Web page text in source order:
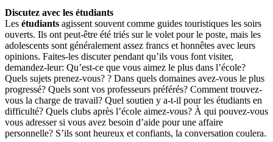
Discutez avec les étudiants
Les étudiants agissent souvent comme guides touristiques les soirs
ouverts. Ils ont peut-être été triés sur le volet pour le poste, mais les
adolescents sont généralement assez francs et honnêtes avec leurs
opinions. Faites-les discuter pendant qu’ils vous font visiter,
demandez-leur: Qu’est-ce que vous aimez le plus dans l’école?
Quels sujets prenez-vous? ? Dans quels domaines avez-vous le plus
progressé? Quels sont vos professeurs préférés? Comment trouvez-
vous la charge de travail? Quel soutien y a-t-il pour les étudiants en
difficulté? Quels clubs après l’école aimez-vous? À qui pouvez-vous
vous adresser si vous avez besoin d’aide pour une affaire
personnelle? S’ils sont heureux et confiants, la conversation coulera.